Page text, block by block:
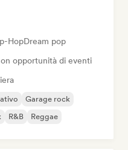
HopDream pop
opportunità di eventi
Garage rock
R&B Reggae